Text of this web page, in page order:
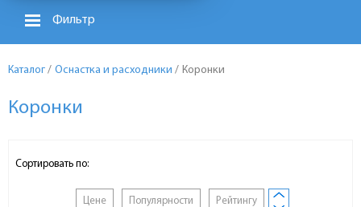
Фильтр
Каталог / Оснастка и расходники / Коронки
Коронки
Сортировать по:
Цене Популярности Рейтингу